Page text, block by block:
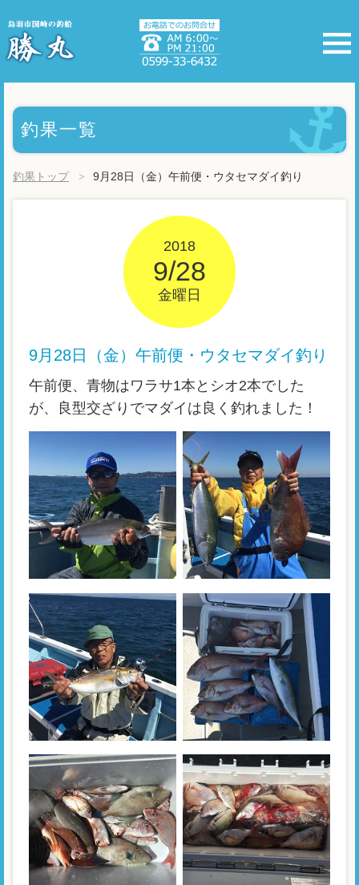
釣果一覧
釣果トップ 9月28日（金）午前便・ウタセマダイ釣り
2018
9/28
金曜日
9月28日（金）午前便・ウタセマダイ釣り
午前便、青物はワラサ1本とシオ2本でした
が、良型交ざりでマダイは良く釣れました！